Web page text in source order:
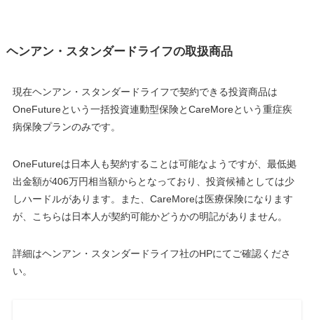
ヘンアン・スタンダードライフの取扱商品
現在ヘンアン・スタンダードライフで契約できる投資商品は
OneFutureという一括投資連動型保険とCareMoreという重症疾
病保険プランのみです。
OneFutureは日本人も契約することは可能なようですが、最低拠
出金額が406万円相当額からとなっており、投資候補としては少
しハードルがあります。また、CareMoreは医療保険になります
が、こちらは日本人が契約可能かどうかの明記がありません。
詳細はヘンアン・スタンダードライフ社のHPにてご確認くださ
い。